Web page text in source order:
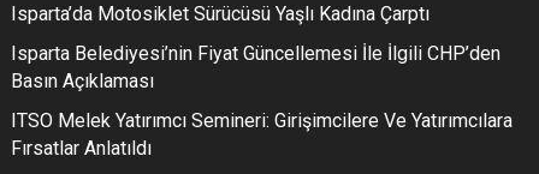
Isparta’da Motosiklet Sürücüsü Yaşlı Kadına Çarptı
Isparta Belediyesi’nin Fiyat Güncellemesi İle İlgili CHP’den
Basın Açıklaması
ITSO Melek Yatırımcı Semineri: Girişimcilere Ve Yatırımcılara
Fırsatlar Anlatıldı